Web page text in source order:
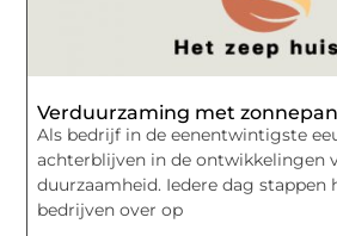
Verduurzaming met
Als bedrijf in de eenentwintigste
achterblijven in de ontwikkelingen
duurzaamheid. Iedere dag stappen
bedrijven over op